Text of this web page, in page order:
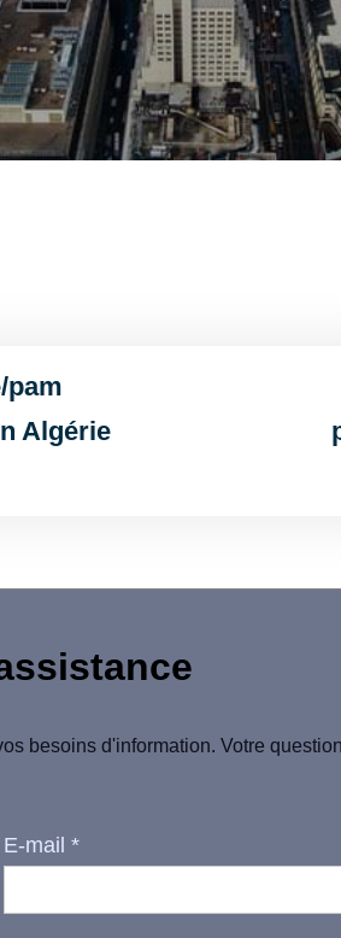
pam
Algérie
besoins d'information. Votre
E-mail *